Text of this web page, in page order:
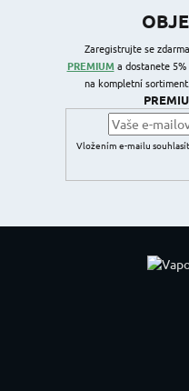
Zaregistrujte se
PREMIUM a dostanete
na kompletní
Vložením e-mailu